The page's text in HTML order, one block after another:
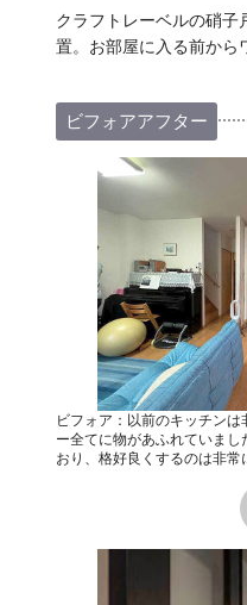
クラフトレーベルの硝子
置。お部屋に入る前から
ビフォアアフター
ビフォア：以前のキッチン
ー全てに物があふれていま
おり、格好良くするのは非常